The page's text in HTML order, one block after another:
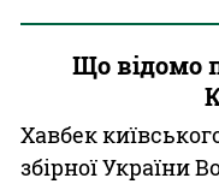
Що відомо
Хавбек
збірної України